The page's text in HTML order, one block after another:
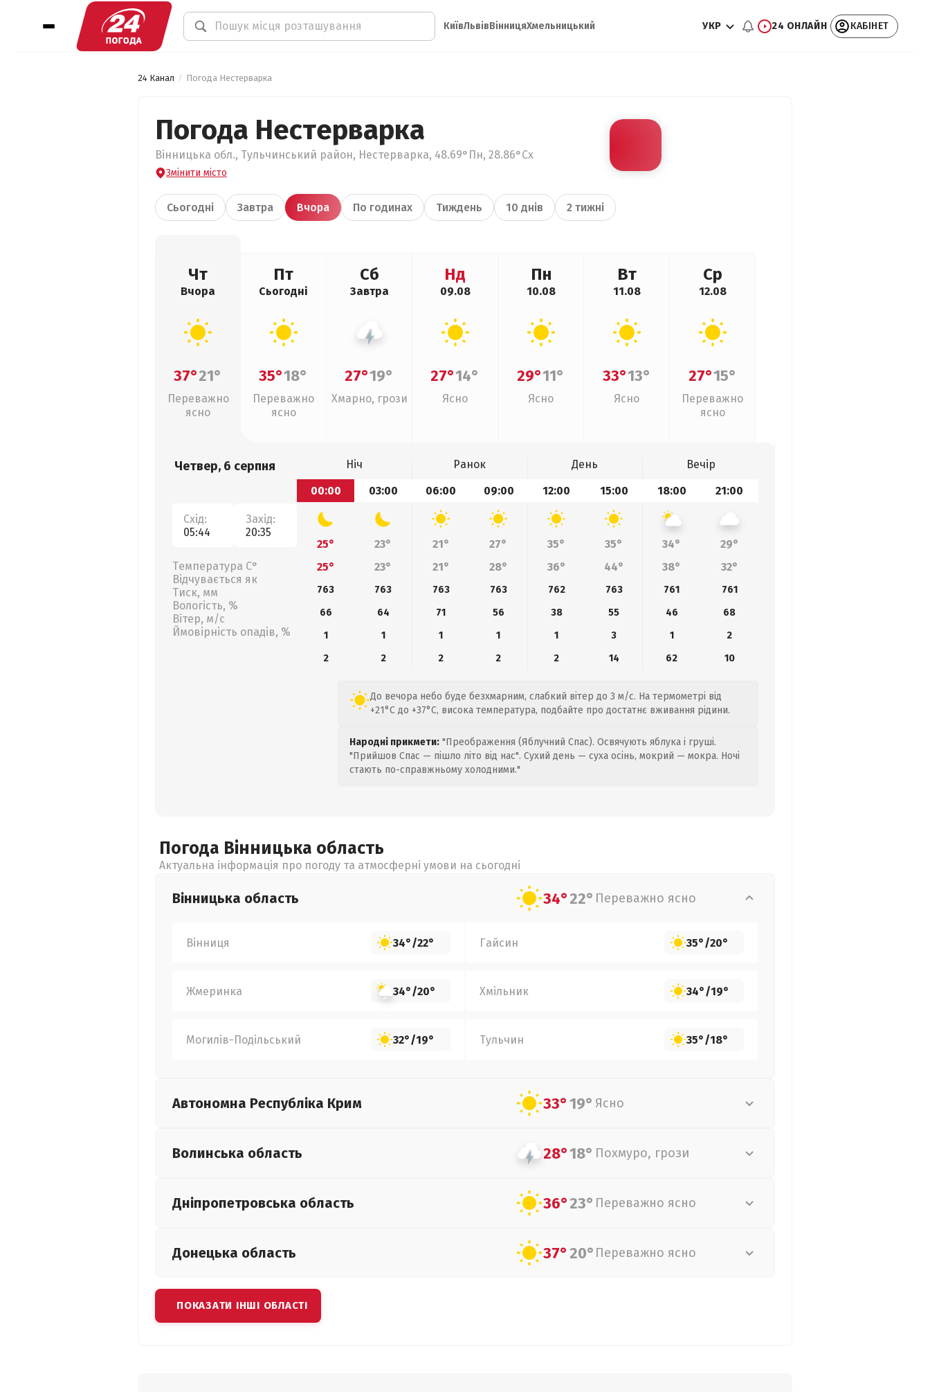
КиївЛьвівВінницяХмельницький УКР 24 ОНЛАЙН КАБІНЕТ
24 Канал Погода Нестерварка
Погода Нестерварка
Вінницька обл., Тульчинський район, Нестерварка, 48.69°Пн, 28.86°Сх
Змінити місто
Сьогодні Завтра Вчора По годинах Тиждень 10 днів 2 тижні
Чт
Вчора
37°21°
Переважно
ясно
Пт
Сьогодні
35°18°
Переважно
ясно
Сб
Завтра
27°19°
Хмарно, грози
Нд
09.08
27°14°
Ясно
Пн
10.08
29°11°
Ясно
Вт
11.08
33°13°
Ясно
Ср
12.08
27°15°
Переважно
ясно
Четвер, 6 серпня
Схід:
05:44
Захід:
20:35
Температура С°
Відчувається як
Тиск, мм
Вологість, %
Вітер, м/с
Ймовірність опадів, %
Ніч Ранок День
Вечір
00:00
03:00 06:00 09:00 12:00 15:00 18:00 21:00
25° 23° 21° 27° 35° 35° 34°
29°
25°
23° 21° 28° 36° 44° 38° 32°
763 763 763 763 762 763 761
761
66
64 71 56 38 55 46
68
1
1 1 1 1 3 1
2
2
2 2 2 2 14 62 10
До вечора небо буде безхмарним, слабкий вітер до 3 м/с. На термометрі від
+21°C до +37°C, висока температура, подбайте про достатнє вживання рідини.
Народні прикмети: "Преображення (Яблучний Спас). Освячують яблука і груші.
"Прийшов Спас — пішло літо від нас". Сухий день — суха осінь, мокрий — мокра. Ночі
стають по-справжньому холодними."
Погода Вінницька область
Актуальна інформація про погоду та атмосферні умови на сьогодні
Вінницька область 34°22° Переважно ясно
Вінниця 34°/22° Гайсин 35°/20°
Жмеринка 34°/20° Хмільник 34°/19°
Могилів-Подільський 32°/19° Тульчин 35°/18°
Автономна Республіка Крим 33°19° Ясно
Волинська область 28°18° Похмуро, грози
Дніпропетровська область 36°23° Переважно ясно
Донецька область 37°20° Переважно ясно
ПОКАЗАТИ ІНШІ ОБЛАСТІ